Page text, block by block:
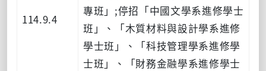
114.9.4
專班」;停招「中國文學系進修學士
班」、「木質材料與設計學系進修
學士班」、「科技管理學系進修學
士班」、「財務金融學系進修學士